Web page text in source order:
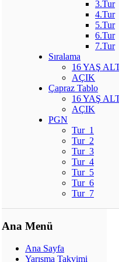
3.Tur
4.Tur
5.Tur
6.Tur
7.Tur
Sıralama
16 YAŞ
AÇIK
Çapraz Tablo
16 YAŞ
AÇIK
PGN
Tur_1
Tur_2
Tur_3
Tur_4
Tur_5
Tur_6
Tur_7
Ana Menü
Ana Sayfa
Yarışma Takvimi